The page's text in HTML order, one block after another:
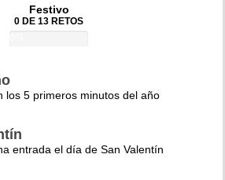
Festivo
0 DE 13 RETOS
los 5 primeros minutos del año
entrada el día de San Valentín